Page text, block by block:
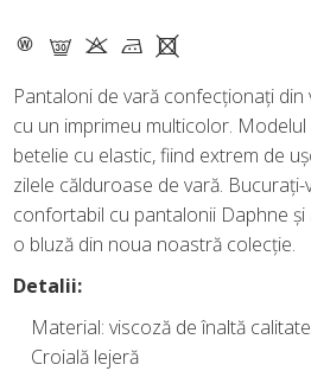
- G K M X
Pantaloni de vară confecționați din
cu un imprimeu multicolor.
betelie cu elastic, fiind extrem de
zilele călduroase de vară.
confortabil cu pantalonii Daphne
o bluză din noua noastră colecție.
Detalii:
Material: viscoză de înaltă calitate
Croială lejeră